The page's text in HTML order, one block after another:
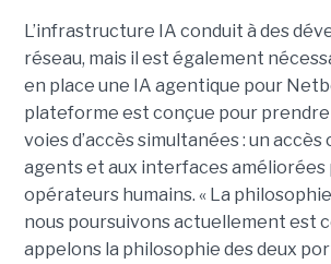
L’infrastructure IA conduit à des
réseau, mais il est également
en place une IA agentique pour
plateforme est conçue pour
voies d’accès simultanées : un accès
agents et aux interfaces améliorées
opérateurs humains. « La
nous poursuivons actuellement est
appelons la philosophie des deux